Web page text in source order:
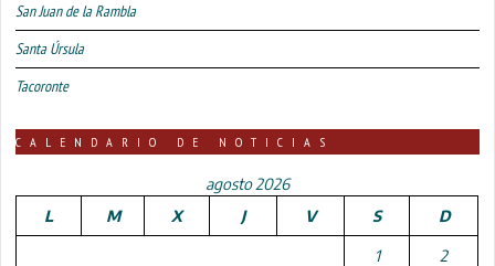
San Juan de la Rambla
Santa Úrsula
Tacoronte
CALENDARIO DE NOTICIAS
agosto 2026
L
M X J V S D
1 2